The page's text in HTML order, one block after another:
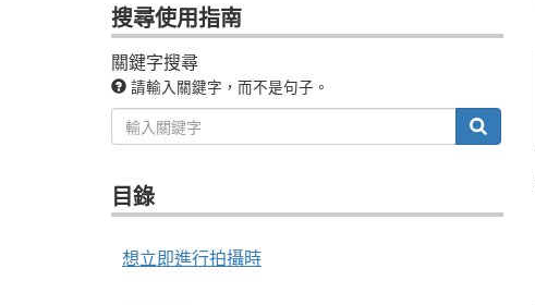
搜尋使用指南
關鍵字搜尋
請輸入關鍵字，而不是句子。
目錄
想立即進行拍攝時